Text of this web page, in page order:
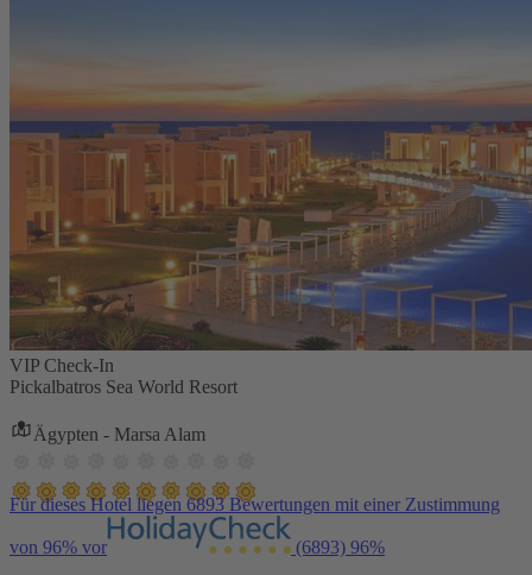
VIP Check-In
Pickalbatros Sea World Resort
Ägypten - Marsa Alam
Für dieses Hotel liegen 6893 Bewertungen mit einer Zustimmung
von 96% vor (6893) 96%